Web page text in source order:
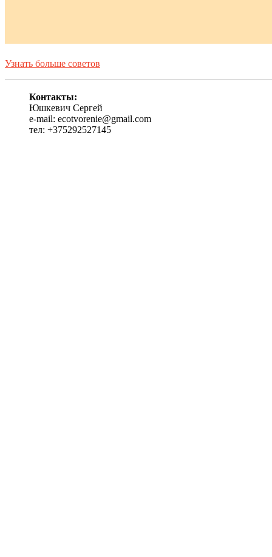
Узнать больше советов
Контакты:
Юшкевич Сергей
e-mail: ecotvorenie@gmail.com
тел: +375292527145